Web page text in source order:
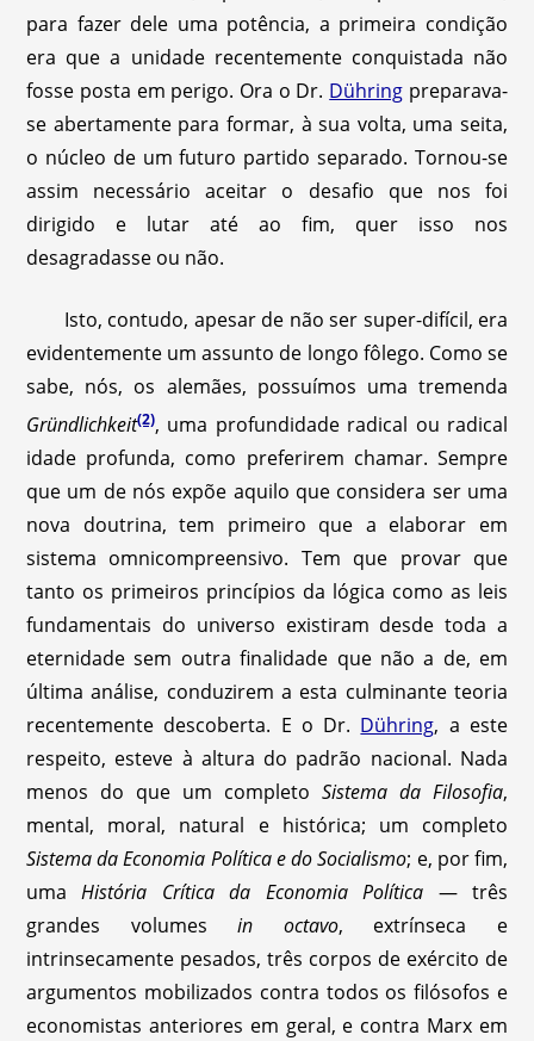
para fazer dele uma potência, a primeira condição
era que a unidade recentemente conquistada não
fosse posta em perigo. Ora o Dr. Dühring preparava-
se abertamente para formar, à sua volta, uma seita,
o núcleo de um futuro partido separado. Tornou-se
assim necessário aceitar o desafio que nos foi
dirigido e lutar até ao fim, quer isso nos
desagradasse ou não.
Isto, contudo, apesar de não ser super-difícil, era
evidentemente um assunto de longo fôlego. Como se
sabe, nós, os alemães, possuímos uma tremenda
Gründlichkeit(2), uma profundidade radical ou radical
idade profunda, como preferirem chamar. Sempre
que um de nós expõe aquilo que considera ser uma
nova doutrina, tem primeiro que a elaborar em
sistema omnicompreensivo. Tem que provar que
tanto os primeiros princípios da lógica como as leis
fundamentais do universo existiram desde toda a
eternidade sem outra finalidade que não a de, em
última análise, conduzirem a esta culminante teoria
recentemente descoberta. E o Dr. Dühring, a este
respeito, esteve à altura do padrão nacional. Nada
menos do que um completo Sistema da Filosofia,
mental, moral, natural e histórica; um completo
Sistema da Economia Política e do Socialismo; e, por fim,
umaHistória Crítica da Economia Política — três
grandes volumesin octavo, extrínseca e
intrinsecamente pesados, três corpos de exército de
argumentos mobilizados contra todos os filósofos e
economistas anteriores em geral, e contra Marx em